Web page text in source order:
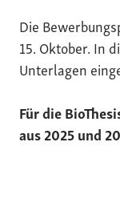
Die
15. Oktober. In
Unterlagen
Für die
aus 2025 und